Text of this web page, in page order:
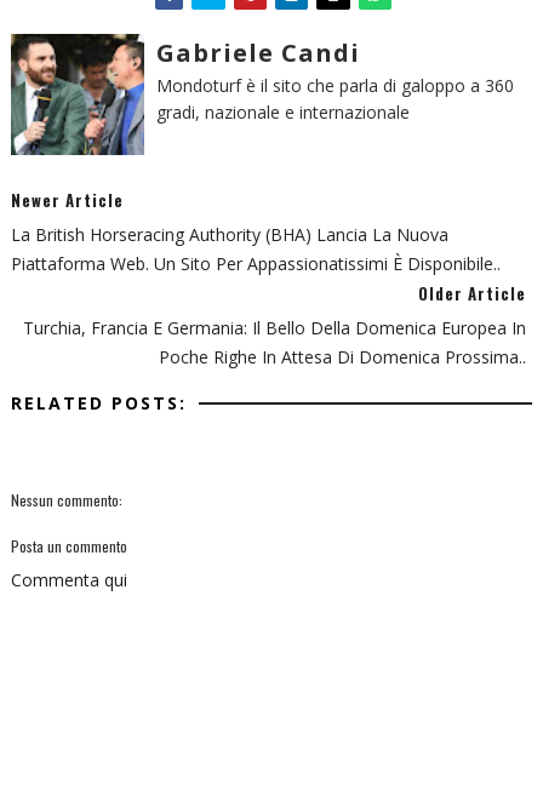
Gabriele Candi
Mondoturf è il sito che parla di galoppo a 360
gradi, nazionale e internazionale
Newer Article
La British Horseracing Authority (BHA) Lancia La Nuova
Piattaforma Web. Un Sito Per Appassionatissimi È Disponibile..
Older Article
Turchia, Francia E Germania: Il Bello Della Domenica Europea In
Poche Righe In Attesa Di Domenica Prossima..
RELATED POSTS:
Nessun commento:
Posta un commento
Commenta qui